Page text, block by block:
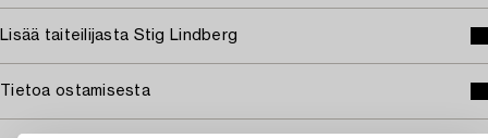
Lisää taiteilijasta Stig Lindberg
Tietoa ostamisesta